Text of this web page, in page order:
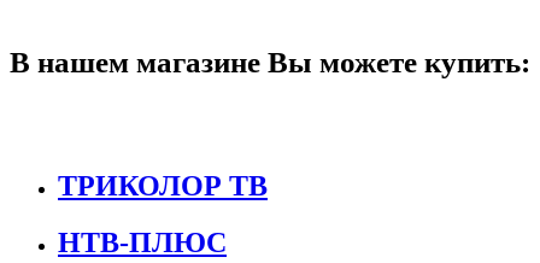
В нашем магазине Вы можете купить:
ТРИКОЛОР ТВ
НТВ-ПЛЮС